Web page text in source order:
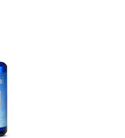
virginiana Použitá část: